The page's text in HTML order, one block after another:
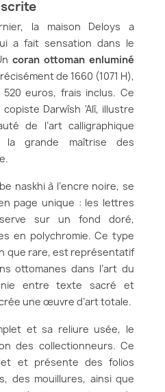
la maison Deloys a
a fait sensation dans le
coran ottoman enluminé
de 1660 (1071 H),
euros, frais inclus. Ce
Darwîsh 'Alî, illustre
de l’art calligraphique
la grande maîtrise des
naskhi à l’encre noire, se
page unique : les lettres
sur un fond doré,
en polychromie. Ce type
que rare, est représentatif
ottomanes dans l’art du
entre texte sacré et
une œuvre d’art totale.
et sa reliure usée, le
des collectionneurs. Ce
et présente des folios
des mouillures, ainsi que